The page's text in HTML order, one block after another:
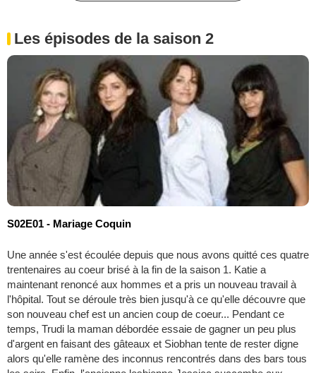
Les épisodes de la saison 2
S02E01 - Mariage Coquin
Une année s'est écoulée depuis que nous avons quitté ces quatre
trentenaires au coeur brisé à la fin de la saison 1. Katie a
maintenant renoncé aux hommes et a pris un nouveau travail à
l'hôpital. Tout se déroule très bien jusqu'à ce qu'elle découvre que
son nouveau chef est un ancien coup de coeur... Pendant ce
temps, Trudi la maman débordée essaie de gagner un peu plus
d'argent en faisant des gâteaux et Siobhan tente de rester digne
alors qu'elle ramène des inconnus rencontrés dans des bars tous